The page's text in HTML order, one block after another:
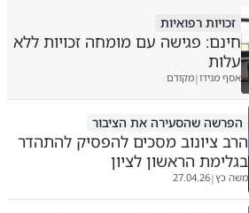
זכויות רפואיות
חינם: פגישה עם מומחה זכויות ללא
עלות
אסף מגידו|מקודם
הפרשה שהסעירה את הציבור
הרב ציונוב מסכים להפסיק להתהדר
בגלימת הראשון לציון
משה כץ|
27.04.26